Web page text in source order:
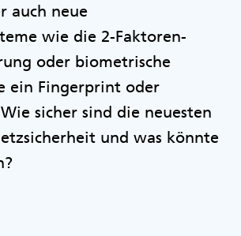
auch neue
wie die 2-Faktoren-
oder biometrische
ein Fingerprint oder
Wie sicher sind die neuesten
und was könnte